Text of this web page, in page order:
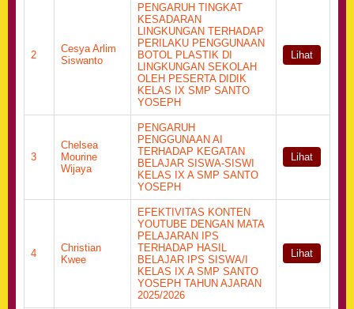
2
Cesya Arlim
Siswanto
PENGARUH TINGKAT
KESADARAN
LINGKUNGAN TERHADAP
PERILAKU PENGGUNAAN
BOTOL PLASTIK DI
LINGKUNGAN SEKOLAH
OLEH PESERTA DIDIK
KELAS IX SMP SANTO
YOSEPH
Lihat
3
Chelsea
Mourine
Wijaya
PENGARUH
PENGGUNAAN AI
TERHADAP KEGATAN
BELAJAR SISWA-SISWI
KELAS IX A SMP SANTO
YOSEPH
Lihat
4
Christian
Kwee
EFEKTIVITAS KONTEN
YOUTUBE DENGAN MATA
PELAJARAN IPS
TERHADAP HASIL
BELAJAR IPS SISWA/I
KELAS IX A SMP SANTO
YOSEPH TAHUN AJARAN
2025/2026
Lihat